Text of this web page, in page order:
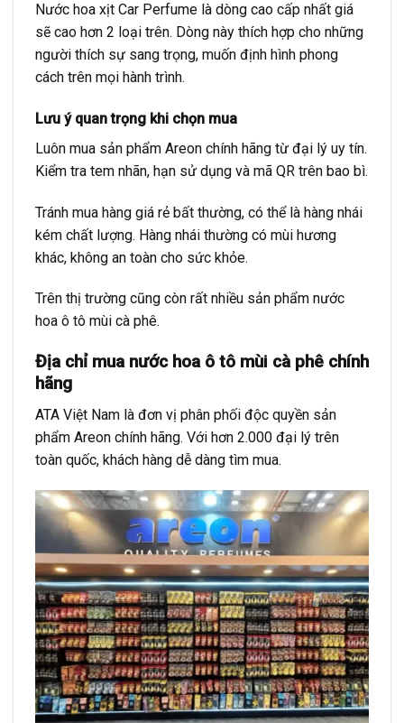
Nước hoa xịt Car Perfume là dòng cao cấp nhất giá
sẽ cao hơn 2 loại trên. Dòng này thích hợp cho những
người thích sự sang trọng, muốn định hình phong
cách trên mọi hành trình.
Lưu ý quan trọng khi chọn mua
Luôn mua sản phẩm Areon chính hãng từ đại lý uy tín.
Kiểm tra tem nhãn, hạn sử dụng và mã QR trên bao bì.
Tránh mua hàng giá rẻ bất thường, có thể là hàng nhái
kém chất lượng. Hàng nhái thường có mùi hương
khác, không an toàn cho sức khỏe.
Trên thị trường cũng còn rất nhiều sản phẩm nước
hoa ô tô mùi cà phê.
Địa chỉ mua nước hoa ô tô mùi cà phê chính
hãng
ATA Việt Nam là đơn vị phân phối độc quyền sản
phẩm Areon chính hãng. Với hơn 2.000 đại lý trên
toàn quốc, khách hàng dễ dàng tìm mua.